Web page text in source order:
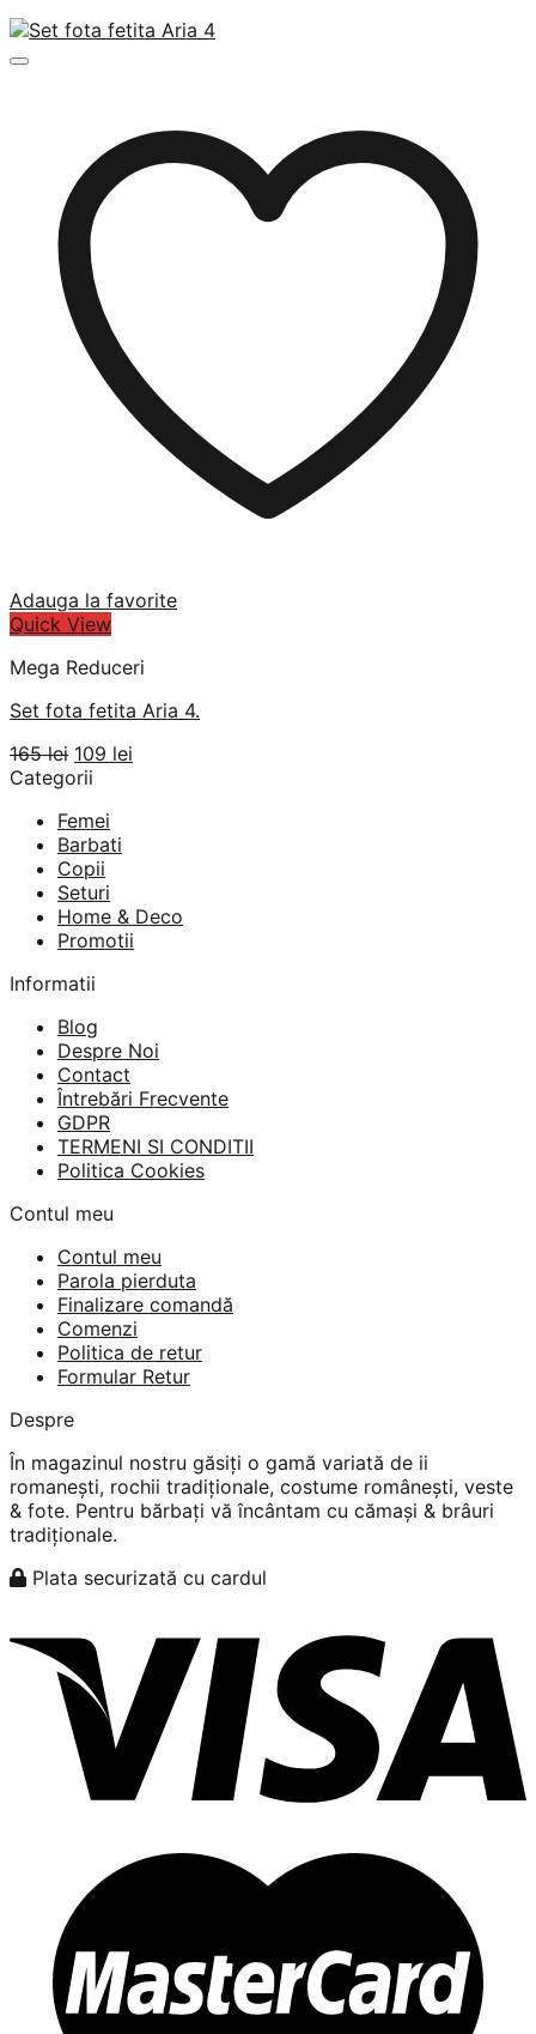
Adauga la favorite
Quick View
Mega Reduceri
Set fota fetita Aria 4.
165lei Prețul
inițial
fost:
165 lei.
109 lei
Categorii
Femei
Barbati
Copii
Seturi
Home & Deco
Promotii
Informatii
Blog
Despre Noi
Contact
Întrebări Frecvente
GDPR
TERMENI SI CONDITII
Politica Cookies
Contul meu
Contul meu
Parola pierduta
Finalizare comandă
Comenzi
Politica de retur
Formular Retur
Despre
În magazinul nostru găsiți o gamă variată de ii
romanești, rochii tradiționale, costume românești, veste
& fote. Pentru bărbați vă încântam cu cămași & brâuri
tradiționale.
Plata securizată cu cardul